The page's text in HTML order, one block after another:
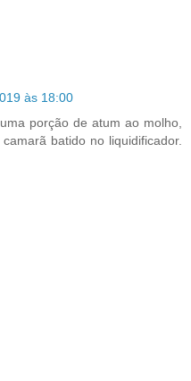
às 18:00
porção de atum ao molho,
batido no liquidificador.